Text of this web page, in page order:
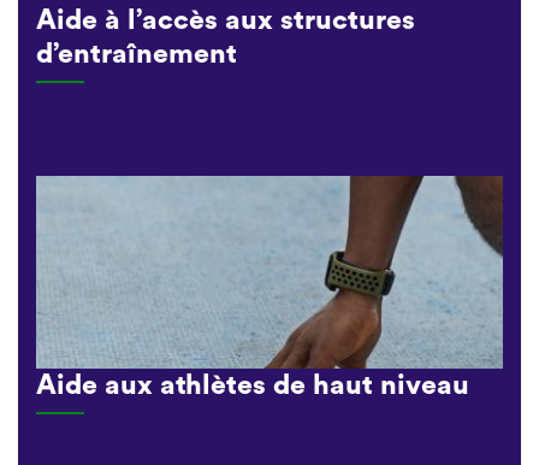
Aide à l’accès aux structures
d’entraînement
Aide aux athlètes de haut niveau